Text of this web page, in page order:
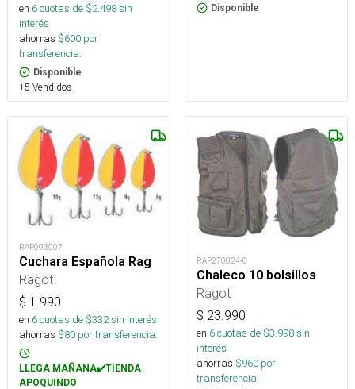
en 6cuotas de $2.498sin
interés
ahorras $600 por
transferencia.
Disponible
+5 Vendidos
Disponible
RAP093007
Cuchara Española Rag
Ragot
$ 1.990
en 6cuotas de $332sin interés
ahorras $80 por transferencia.
LLEGA MAÑANA✔️TIENDA
APOQUINDO
RAP270824-C
Chaleco 10 bolsillos
Ragot
$ 23.990
en 6cuotas de $3.998sin
interés
ahorras $960 por
transferencia.